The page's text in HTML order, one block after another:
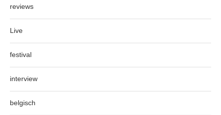
reviews
Live
festival
interview
belgisch